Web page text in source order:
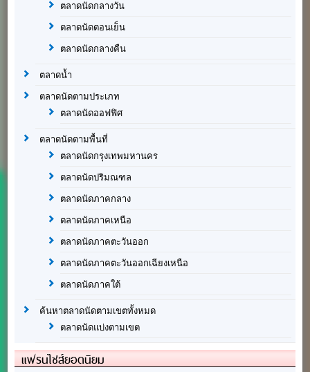
ตลาดนัดกลางวัน
ตลาดนัดตอนเย็น
ตลาดนัดกลางคืน
ตลาดน้ำ
ตลาดนัดตามประเภท
ตลาดนัดออฟฟิศ
ตลาดนัดตามพื้นที่
ตลาดนัดกรุงเทพมหานคร
ตลาดนัดปริมณฑล
ตลาดนัดภาคกลาง
ตลาดนัดภาคเหนือ
ตลาดนัดภาคตะวันออก
ตลาดนัดภาคตะวันออกเฉียงเหนือ
ตลาดนัดภาคใต้
ค้นหาตลาดนัดตามเขตทั้งหมด
ตลาดนัดแบ่งตามเขต
แฟรนไชส์ยอดนิยม